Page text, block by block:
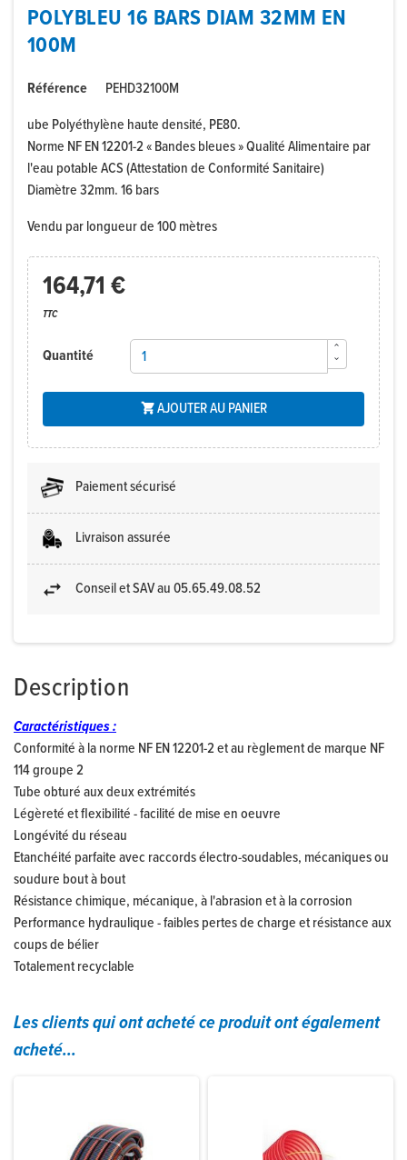
POLYBLEU 16 BARS DIAM 32MM EN
100M
Référence
PEHD32100M
ube Polyéthylène haute densité, PE80.
Norme NF EN 12201-2 « Bandes bleues » Qualité Alimentaire par
l'eau potable ACS (Attestation de Conformité Sanitaire)
Diamètre 32mm. 16 bars
Vendu par longueur de 100 mètres
164,71 €
TTC
Quantité
AJOUTER AU PANIER
Paiement sécurisé
Livraison assurée
Conseil et SAV au 05.65.49.08.52
Description
Caractéristiques :
Conformité à la norme NF EN 12201-2 et au règlement de marque NF
114 groupe 2
Tube obturé aux deux extrémités
Légèreté et flexibilité - facilité de mise en oeuvre
Longévité du réseau
Etanchéité parfaite avec raccords électro-soudables, mécaniques ou
soudure bout à bout
Résistance chimique, mécanique, à l'abrasion et à la corrosion
Performance hydraulique - faibles pertes de charge et résistance aux
coups de bélier
Totalement recyclable
Les clients qui ont acheté ce produit ont également
acheté...